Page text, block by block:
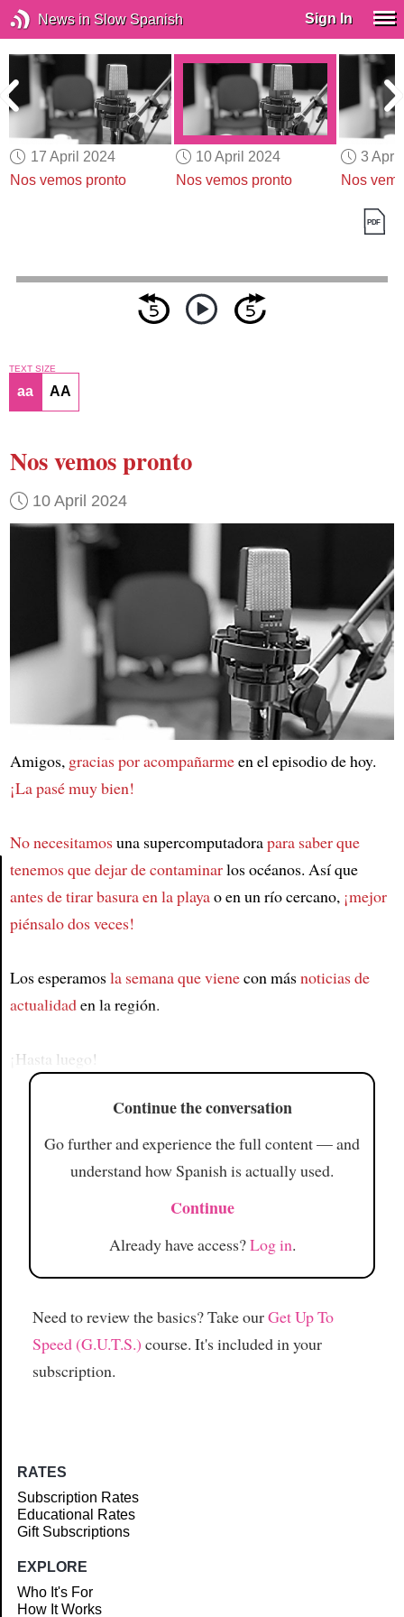
News in Slow Spanish Sign In
17 April 2024
Nos vemos pronto
10 April 2024
Nos vemos pronto
3
Nos
TEXT SIZE
aa AA
Nos vemos pronto
10 April 2024
Amigos, gracias por acompañarmeen el episodio de hoy.
¡La pasé muy bien!
No necesitamosuna supercomputadorapara saber que
tenemos que dejar de contaminarlos océanos. Así que
antes de tirar basura en la playao en un río cercano, ¡mejor
piénsalo dos veces!
Los esperamosla semana que vienecon másnoticias de
actualidaden la región.
¡Hasta luego!
Continue the conversation
Go further and experience the full content — and
understand how Spanish is actually used.
Continue
Already have access?Log in.
Need to review the basics? Take ourGet Up To
Speed (G.U.T.S.) course. It's included in your
subscription.
RATES
Subscription Rates
Educational Rates
Gift Subscriptions
EXPLORE
Who It's For
How It Works